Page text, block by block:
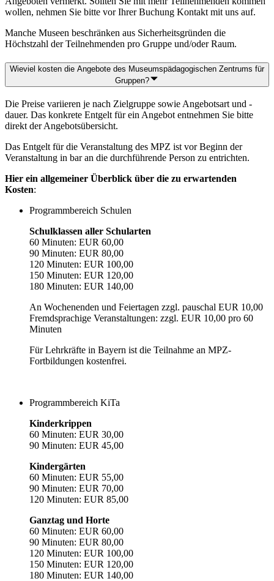
wollen, nehmen Sie bitte vor Ihrer Buchung Kontakt mit uns auf.
Manche Museen beschränken aus Sicherheitsgründen die
Höchstzahl der Teilnehmenden pro Gruppe und/oder Raum.
Wieviel kosten die Angebote des Museumspädagogischen Zentrums für
Gruppen?
Die Preise variieren je nach Zielgruppe sowie Angebotsart und -
dauer. Das konkrete Entgelt für ein Angebot entnehmen Sie bitte
direkt der Angebotsübersicht.
Das Entgelt für die Veranstaltung des MPZ ist vor Beginn der
Veranstaltung in bar an die durchführende Person zu entrichten.
Hier ein allgemeiner Überblick über die zu erwartenden
Kosten:
Programmbereich Schulen
Schulklassen aller Schularten
60 Minuten: EUR 60,00
90 Minuten: EUR 80,00
120 Minuten: EUR 100,00
150 Minuten: EUR 120,00
180 Minuten: EUR 140,00
An Wochenenden und Feiertagen zzgl. pauschal EUR 10,00
Fremdsprachige Veranstaltungen: zzgl. EUR 10,00 pro 60
Minuten
Für Lehrkräfte in Bayern ist die Teilnahme an MPZ-
Fortbildungen kostenfrei.
Programmbereich KiTa
Kinderkrippen
60 Minuten: EUR 30,00
90 Minuten: EUR 45,00
Kindergärten
60 Minuten: EUR 55,00
90 Minuten: EUR 70,00
120 Minuten: EUR 85,00
Ganztag und Horte
60 Minuten: EUR 60,00
90 Minuten: EUR 80,00
120 Minuten: EUR 100,00
150 Minuten: EUR 120,00
180 Minuten: EUR 140,00